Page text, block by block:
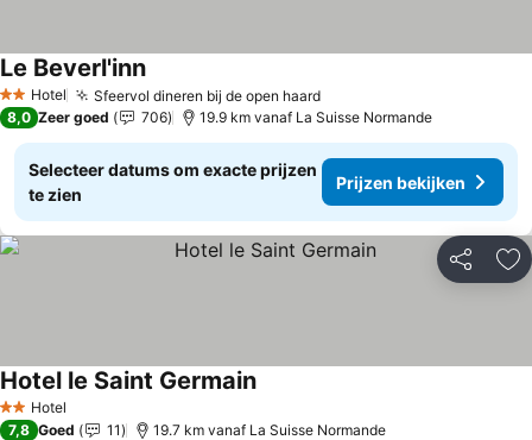
2 Sterren
Hotel Sfeervol dineren bij de open haard
Le Beverl'inn
8,0 Zeer goed 706 19.9 km vanaf La Suisse Normande
Selecteer datums om exacte prijzen
te zien
Prijzen bekijken
Delen
2 Sterren
Hotel
Hotel le Saint Germain
7,8 Goed 11 19.7 km vanaf La Suisse Normande